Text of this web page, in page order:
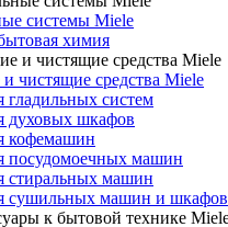
системы Miele
химия
чистящие средства Miele
гладильных систем
духовых шкафов
кофемашин
посудомоечных машин
стиральных машин
сушильных машин и шкафов